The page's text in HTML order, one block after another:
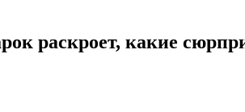
раскроет, какие